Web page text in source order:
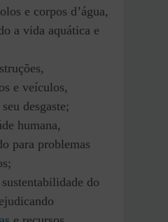
e corpos d’água,
a vida aquática e
e veículos,
desgaste;
humana,
para problemas
do